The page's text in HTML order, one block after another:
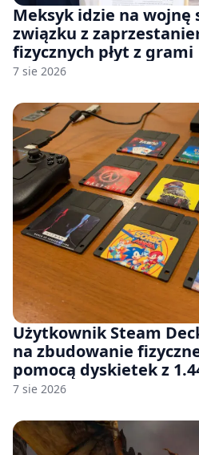
Meksyk idzie na wojnę
związku z
fizycznych płyt z grami
7 sie 2026
Użytkownik Steam
na zbudowanie
pomocą dyskietek z
7 sie 2026